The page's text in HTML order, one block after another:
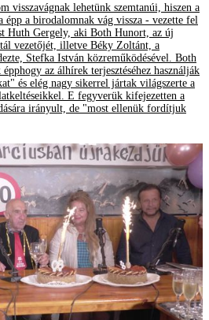
lehetünk szemtanúi, hiszen a
épp a birodalomnak vág vissza - vezette fel
Huth Gergely, aki Both Hunort, az új
vezetőjét, illetve Béky Zoltánt, a
Stefka István közreműködésével. Both
az álhírek terjesztéséhez használják
és elég nagy sikerrel jártak világszerte a
E fegyverük kifejezetten a
irányult, de "most ellenük fordítjuk